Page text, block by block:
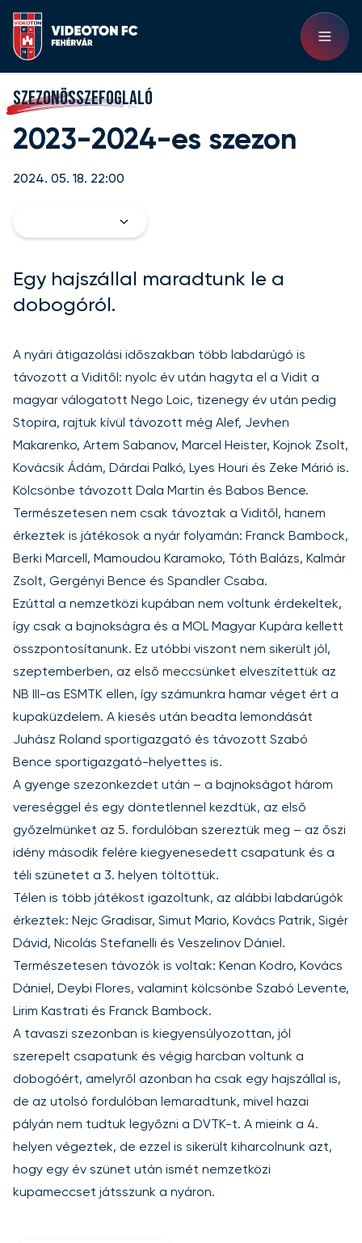
SZEZONÖSSZEFOGLALÓ
2023-2024-es szezon
2024. 05. 18. 22:00
Egy hajszállal maradtunk le a
dobogóról.
A nyári átigazolási időszakban több labdarúgó is
távozott a Viditől: nyolc év után hagyta el a Vidit a
magyar válogatott Nego Loic, tizenegy év után pedig
Stopira, rajtuk kívül távozott még Alef, Jevhen
Makarenko, Artem Sabanov, Marcel Heister, Kojnok Zsolt,
Kovácsik Ádám, Dárdai Palkó, Lyes Houri és Zeke Márió is.
Kölcsönbe távozott Dala Martin és Babos Bence.
Természetesen nem csak távoztak a Viditől, hanem
érkeztek is játékosok a nyár folyamán: Franck Bambock,
Berki Marcell, Mamoudou Karamoko, Tóth Balázs, Kalmár
Zsolt, Gergényi Bence és Spandler Csaba.
Ezúttal a nemzetközi kupában nem voltunk érdekeltek,
így csak a bajnokságra és a MOL Magyar Kupára kellett
összpontosítanunk. Ez utóbbi viszont nem sikerült jól,
szeptemberben, az első meccsünket elveszítettük az
NB III-as ESMTK ellen, így számunkra hamar véget ért a
kupaküzdelem. A kiesés után beadta lemondását
Juhász Roland sportigazgató és távozott Szabó
Bence sportigazgató-helyettes is.
A gyenge szezonkezdet után – a bajnokságot három
vereséggel és egy döntetlennel kezdtük, az első
győzelmünket az 5. fordulóban szereztük meg – az őszi
idény második felére kiegyenesedett csapatunk és a
téli szünetet a 3. helyen töltöttük.
Télen is több játékost igazoltunk, az alábbi labdarúgók
érkeztek: Nejc Gradisar, Simut Mario, Kovács Patrik, Sigér
Dávid, Nicolás Stefanelli és Veszelinov Dániel.
Természetesen távozók is voltak: Kenan Kodro, Kovács
Dániel, Deybi Flores, valamint kölcsönbe Szabó Levente,
Lirim Kastrati és Franck Bambock.
A tavaszi szezonban is kiegyensúlyozottan, jól
szerepelt csapatunk és végig harcban voltunk a
dobogóért, amelyről azonban ha csak egy hajszállal is,
de az utolsó fordulóban lemaradtunk, mivel hazai
pályán nem tudtuk legyőzni a DVTK-t. A mieink a 4.
helyen végeztek, de ezzel is sikerült kiharcolnunk azt,
hogy egy év szünet után ismét nemzetközi
kupameccset játsszunk a nyáron.